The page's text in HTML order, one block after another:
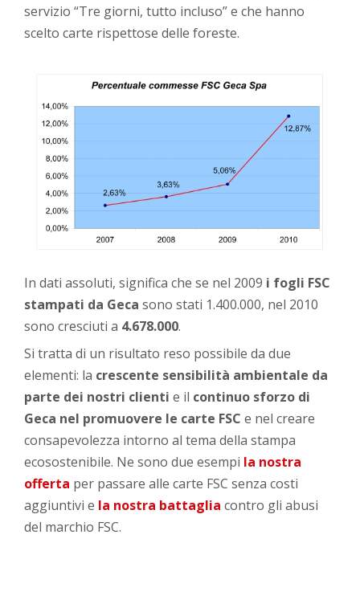
servizio “Tre giorni, tutto incluso” e che hanno
scelto carte rispettose delle foreste.
In dati assoluti, significa che se nel 2009 i fogli FSC
stampati da Geca sono stati 1.400.000, nel 2010
sono cresciuti a 4.678.000.
Si tratta di un risultato reso possibile da due
elementi: la crescente sensibilità ambientale da
parte dei nostri clienti e il continuo sforzo di
Geca nel promuovere le carte FSC e nel creare
consapevolezza intorno al tema della stampa
ecosostenibile. Ne sono due esempi la nostra
offerta per passare alle carte FSC senza costi
aggiuntivi e la nostra battaglia contro gli abusi
del marchio FSC.